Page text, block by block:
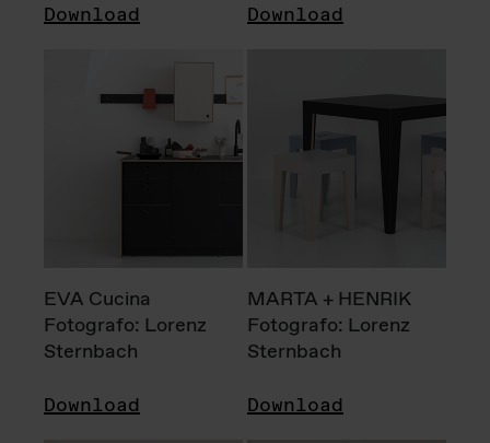
Download Download
EVA Cucina
Fotografo: Lorenz
Sternbach
Download
MARTA + HENRIK
Fotografo: Lorenz
Sternbach
Download